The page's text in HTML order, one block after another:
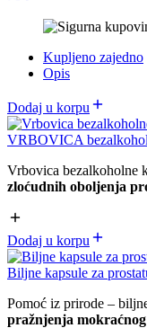
Kupljeno zajedno
Opis
Dodaj u korpu
VRBOVICA
Vrbovica bezalkoholne
zloćudnih oboljenja
Dodaj u korpu
Biljne kapsule za
Pomoć iz prirode –
pražnjenja